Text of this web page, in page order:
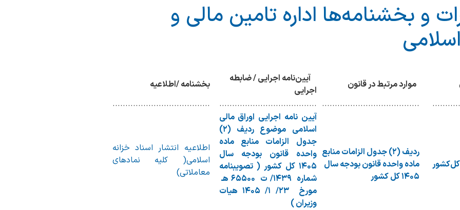
و بخشنامه‌ها اداره تامین مالی و
موارد مرتبط در قانون
آیین‌نامه اجرایی / ضابطه
اجرایی
بخشنامه /اطلاعیه
......................................
......................................
......................................
ردیف (۲) جدول الزامات منابع
ماده واحده قانون بودجه سال
۱۴۰۵ کل کشور
آیین نامه اجرایی اوراق مالی
اسلامی موضوع ردیف (۲)
جدول الزامات منابعماده
واحده قانونبودجه سال
۱۴۰۵ کل کشور ( تصویبنامه
شماره ۱۴۳۹/ ت ۶۵۵۰۰ هـ
مورخ ۲۳/ ۱/ ۱۴۰۵ هیات
وزیران )
اطلاعیه انتشار اسناد خزانه
اسلامی( کلیه نمادهای
معاملاتی)